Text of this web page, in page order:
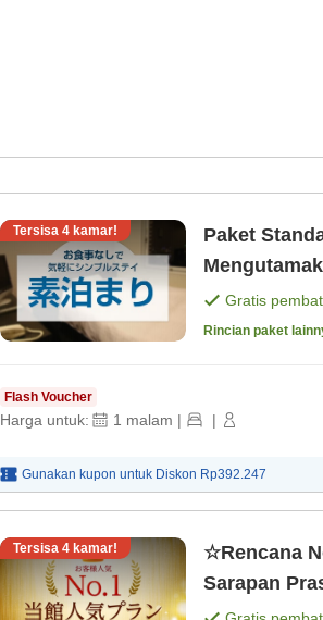
Tersisa 4 kamar!
Paket
saja]Gratis
Rincian paket
Flash Voucher
Harga untuk: 1 malam | |
Gunakan kupon untuk Diskon Rp392.247
Tersisa 4 kamar!
☆Rencana
Sarapan